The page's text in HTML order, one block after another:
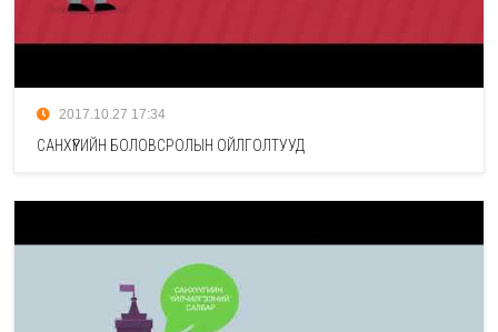
2017.10.27 17:34
САНХҮҮГИЙН БОЛОВСРОЛЫН ОЙЛГОЛТУУД